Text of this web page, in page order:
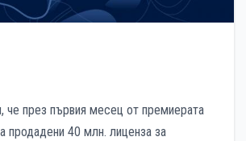
че през първия месец от премиерата
продадени 40 млн. лиценза за